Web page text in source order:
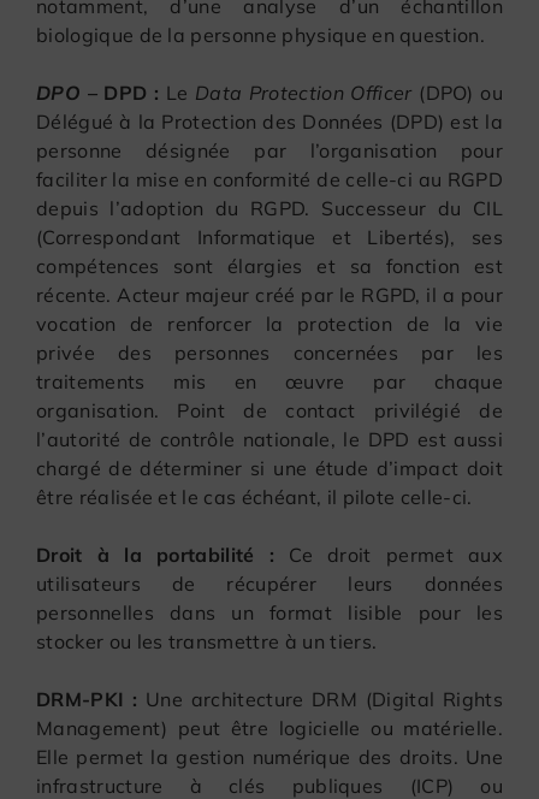
notamment, d’une analyse d’un échantillon
biologique de la personne physique en question.
DPO – DPD : Le Data Protection Officer (DPO) ou
Délégué à la Protection des Données (DPD) est la
personne désignée par l’organisation pour
faciliter la mise en conformité de celle-ci au RGPD
depuis l’adoption du RGPD. Successeur du CIL
(Correspondant Informatique et Libertés), ses
compétences sont élargies et sa fonction est
récente. Acteur majeur créé par le RGPD, il a pour
vocation de renforcer la protection de la vie
privée des personnes concernées par les
traitements mis en œuvre par chaque
organisation. Point de contact privilégié de
l’autorité de contrôle nationale, le DPD est aussi
chargé de déterminer si une étude d’impact doit
être réalisée et le cas échéant, il pilote celle-ci.
Droit à la portabilité : Ce droit permet aux
utilisateurs de récupérer leurs données
personnelles dans un format lisible pour les
stocker ou les transmettre à un tiers.
DRM-PKI : Une architecture DRM (Digital Rights
Management) peut être logicielle ou matérielle.
Elle permet la gestion numérique des droits. Une
infrastructure à clés publiques (ICP) ou